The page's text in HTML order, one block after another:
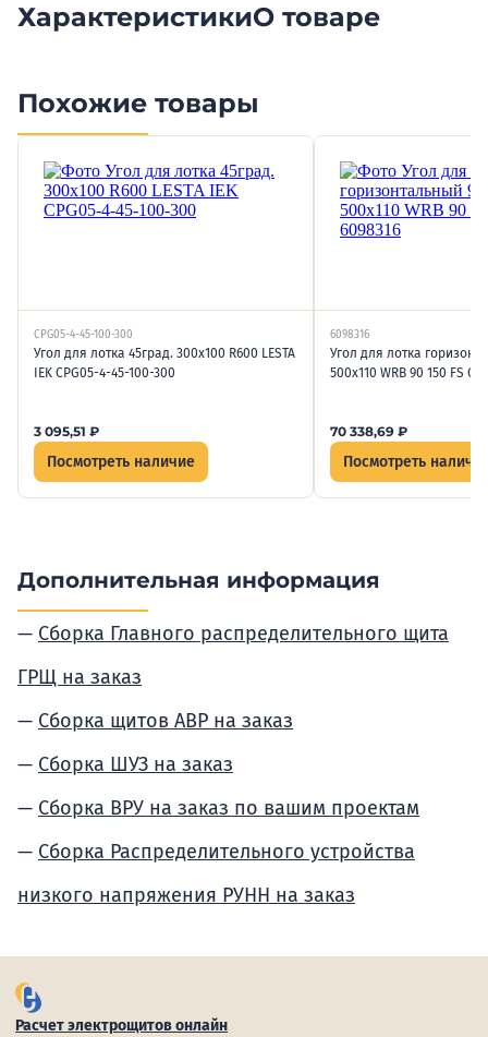
ХарактеристикиО товаре
Похожие товары
CPG05-4-45-100-300
Угол для лотка 45град. 300х100 R600 LESTA
IEK CPG05-4-45-100-300
3 095,51 ₽
Посмотреть наличие
6098316
Угол для лотка
500х110 WRB 90 150 FS
70 338,69 ₽
Посмотреть
Дополнительная информация
Сборка Главного распределительного щита
ГРЩ на заказ
Сборка щитов АВР на заказ
Сборка ШУЗ на заказ
Сборка ВРУ на заказ по вашим проектам
Сборка Распределительного устройства
низкого напряжения РУНН на заказ
Расчет электрощитов онлайн